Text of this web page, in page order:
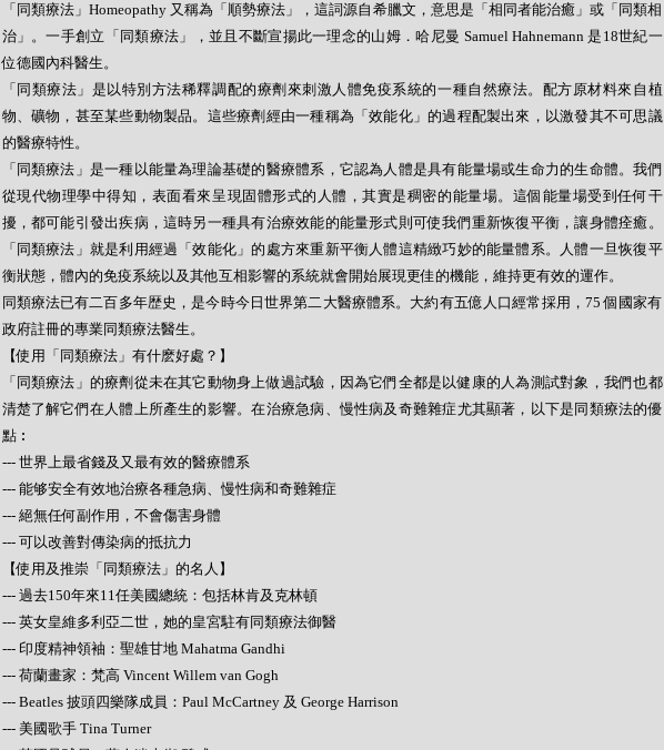
「同類療法」Homeopathy 又稱為「順勢療法」，這詞源自希臘文，意思是「相同者能治癒」或「同類相
治」。一手創立「同類療法」，並且不斷宣揚此一理念的山姆．哈尼曼 Samuel Hahnemann 是18世紀一
位德國內科醫生。
「同類療法」是以特別方法稀釋調配的療劑來刺激人體免疫系統的一種自然療法。配方原材料來自植
物、礦物，甚至某些動物製品。這些療劑經由一種稱為「效能化」的過程配製出來，以激發其不可思議
的醫療特性。
「同類療法」是一種以能量為理論基礎的醫療體系，它認為人體是具有能量場或生命力的生命體。我們
從現代物理學中得知，表面看來呈現固體形式的人體，其實是稠密的能量場。這個能量場受到任何干
擾，都可能引發出疾病，這時另一種具有治療效能的能量形式則可使我們重新恢復平衡，讓身體痊癒。
「同類療法」就是利用經過「效能化」的處方來重新平衡人體這精緻巧妙的能量體系。人體一旦恢復平
衡狀態，體內的免疫系統以及其他互相影響的系統就會開始展現更佳的機能，維持更有效的運作。
同類療法已有二百多年歴史，是今時今日世界第二大醫療體系。大約有五億人口經常採用，75 個國家有
政府註冊的專業同類療法醫生。
【使用「同類療法」有什麽好處？】
「同類療法」的療劑從未在其它動物身上做過試驗，因為它們全都是以健康的人為測試對象，我們也都
清楚了解它們在人體上所產生的影響。在治療急病、慢性病及奇難雜症尤其顯著，以下是同類療法的優
點︰
--- 世界上最省錢及又最有效的醫療體系
--- 能够安全有效地治療各種急病、慢性病和奇難雜症
--- 絕無任何副作用，不會傷害身體
--- 可以改善對傳染病的抵抗力
【使用及推崇「同類療法」的名人】
--- 過去150年來11任美國總統：包括林肯及克林頓
--- 英女皇維多利亞二世，她的皇宮駐有同類療法御醫
--- 印度精神領袖：聖雄甘地 Mahatma Gandhi
--- 荷蘭畫家：梵高 Vincent Willem van Gogh
--- Beatles 披頭四樂隊成員：Paul McCartney 及 George Harrison
--- 美國歌手 Tina Turner